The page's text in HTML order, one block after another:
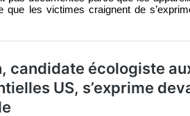
que les victimes craignent de